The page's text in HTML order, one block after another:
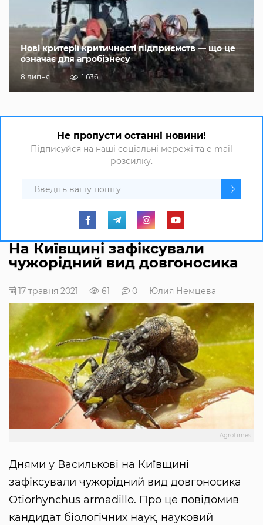
Нові критерії критичності підприємств — що це
означає для агробізнесу
8 липня 1 636
Не пропусти останні новини!
Підписуйся на наші соціальні мережі та e-mail
розсилку.
На Київщині зафіксували
чужорідний вид довгоносика
17 травня 2021 61 0 Юлия Немцева
AgroTimes
Днями у Василькові на Київщині
зафіксували чужорідний вид довгоносика
Otiorhynchus armadillo. Про це повідомив
кандидат біологічних наук, науковий